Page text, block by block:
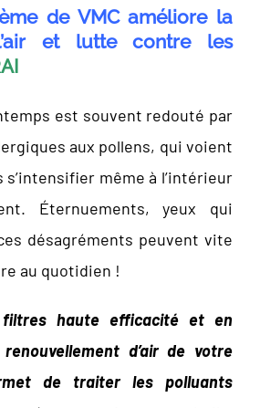
de VMC améliore la
et lutte contre les
est souvent redouté par
aux pollens, qui voient
s’intensifier même à l’intérieur
Éternuements, yeux qui
désagréments peuvent vite
au quotidien !
haute efficacité et en
d’air de votre
de traiter les polluants